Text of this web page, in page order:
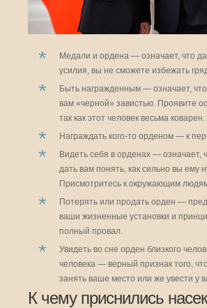
Медали и ордена — означает, что
усилия, вы не сможете избежать
Быть награжденным — означает, что
вам «черной» завистью. Проявите
так как этот человек весьма коварен.
Награждать кого-то орденом — к
Видеть себя в орденах — означает,
дать вам понять, как сильно вы ему
Присмотритесь к окружающим
Потерять или продать орден —
ваши жизненные установки и
полный провал.
Увидеть во сне орден близкого
человека — верный признак того,
занять ваше место или же увести у
К чему приснились